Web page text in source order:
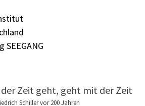
Zeit geht, geht mit der Zeit
Schiller vor 200 Jahren